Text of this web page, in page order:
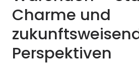
Charme und
Perspektiven